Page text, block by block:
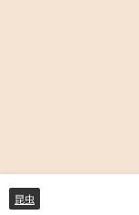
昆虫